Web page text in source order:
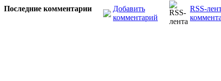
Последние комментарии
Добавить
комментарий
RSS-